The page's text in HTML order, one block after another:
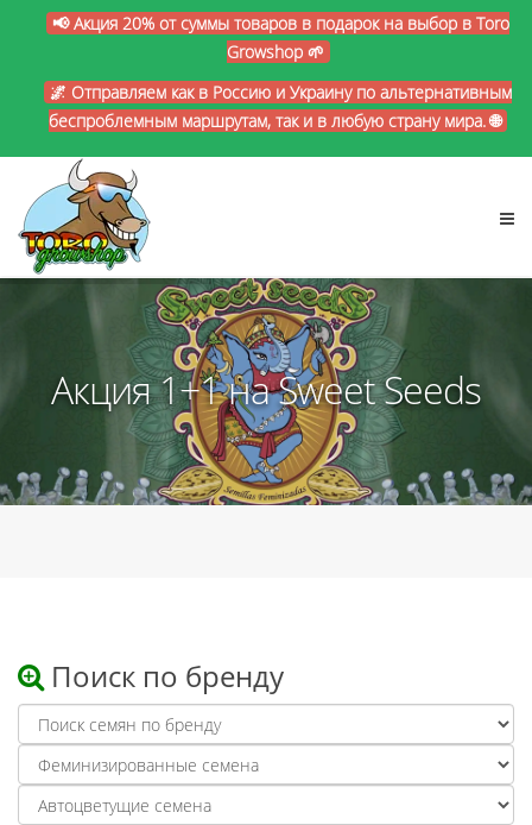
📢 Акция 20% от суммы товаров в подарок на выбор в Toro
Growshop 🌱
🌌 Отправляем как в Россию и Украину по альтернативным
беспроблемным маршрутам, так и в любую страну мира. 🌐
Акция 1+1 на Sweet Seeds
Поиск по бренду